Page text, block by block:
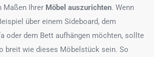
Maßen Ihrer Möbel auszurichten. Wenn
über einem Sideboard, dem
oder dem Bett aufhängen möchten, sollte
breit wie dieses Möbelstück sein. So